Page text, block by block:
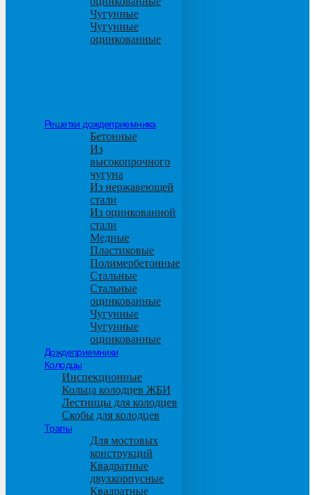
Чугунные
Чугунные
оцинкованные
Решетки дождеприемника
Бетонные
Из
высокопрочного
чугуна
Из нержавеющей
стали
Из оцинкованной
стали
Медные
Пластиковые
Полимербетонные
Стальные
Стальные
оцинкованные
Чугунные
Чугунные
оцинкованные
Дождеприемники
Колодцы
Инспекционные
Кольца колодцев ЖБИ
Лестницы для колодцев
Скобы для колодцев
Трапы
Для мостовых
конструкций
Квадратные
двухкорпусные
Квадратные